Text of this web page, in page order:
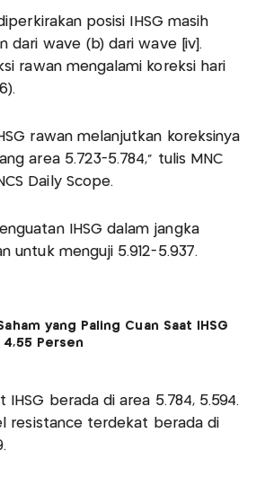
posisi IHSG masih
dari wave (b) dari wave [iv].
rawan mengalami koreksi hari
rawan melanjutkan koreksinya
area 5.723-5.784," tulis MNC
Daily Scope.
IHSG dalam jangka
untuk menguji 5.912-5.937.
yang Paling Cuan Saat IHSG
4,55 Persen
berada di area 5.784, 5.594.
resistance terdekat berada di